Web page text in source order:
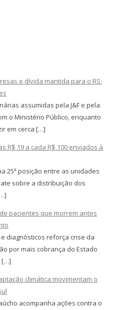
e dívida mantida para o RS:
assumidas pela J&F e pela
o Ministério Público, enquanto
em cerca […]
R$ 19 a cada R$ 100 enviados à
25ª posição entre as unidades
sobre a distribuição dos
pacientes que morrem antes
diagnósticos reforça crise da
por mais cobrança do Estado
[…]
climática movimentam o
acompanha ações contra o